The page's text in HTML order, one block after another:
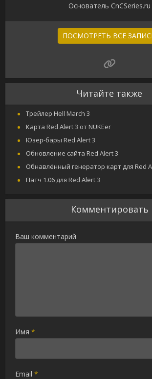
Основатель CnCSeries.ru
ПОСМОТРЕТЬ ВСЕ
Читайте также
Трейлер Hell March 3
Карта Red Alert 3 от NUKEer
Юзер-бары Red Alert 3
Обновление сайта Red Alert 3
Oбнавлённый генератор карт для Red
Патч 1.06 для Red Alert 3
Комментировать
Ваш комментарий
Имя*
Email*